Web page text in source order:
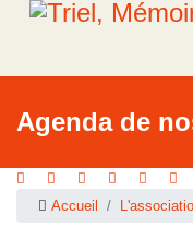
Agenda de
Accueil